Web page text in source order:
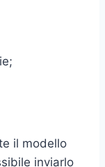
il modello
inviarlo